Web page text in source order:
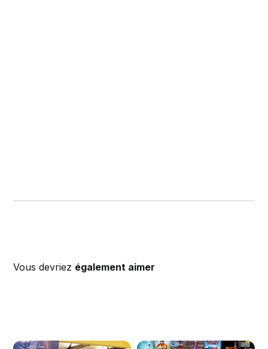
Vous devriez également aimer